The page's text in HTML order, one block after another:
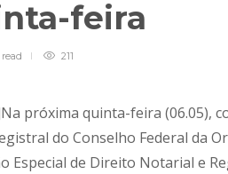
feira
read 211
próxima quinta-feira (06.05),
do Conselho Federal da
Especial de Direito Notarial e